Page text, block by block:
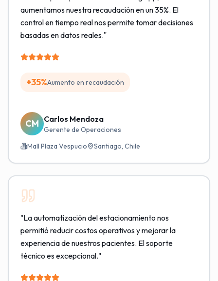
aumentamos nuestra recaudación en un 35%. El
control en tiempo real nos permite tomar decisiones
basadas en datos reales."
+35%Aumento en recaudación
CM Carlos Mendoza
Gerente de Operaciones
Mall Plaza Vespucio
Santiago, Chile
"La automatización del estacionamiento nos
permitió reducir costos operativos y mejorar la
experiencia de nuestros pacientes. El soporte
técnico es excepcional."